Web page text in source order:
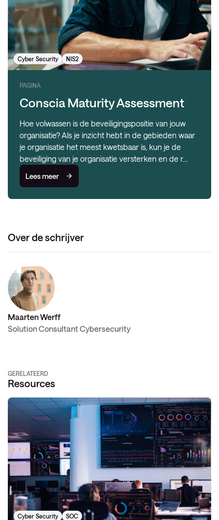
Cyber Security NIS2
PAGINA
Conscia Maturity Assessment
Hoe volwassen is de beveiligingspositie van jouw
organisatie? Als je inzicht hebt in de gebieden waar
je organisatie het meest kwetsbaar is, kun je de
beveiliging van je organisatie versterken en de r…
Lees meer
Over de schrijver
Maarten Werff
Solution Consultant Cybersecurity
GERELATEERD
Resources
Cyber Security SOC